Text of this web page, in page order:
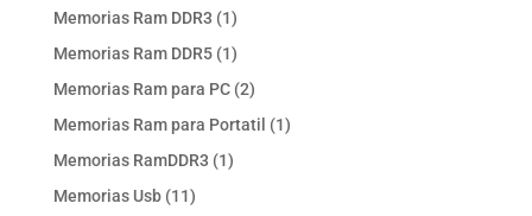
productos
Memorias Ram DDR3 11
producto
Memorias Ram DDR5 11
producto
Memorias Ram para PC 22
productos
Memorias Ram para Portatil 11
Memorias RamDDR3 11
Memorias Usb 1111